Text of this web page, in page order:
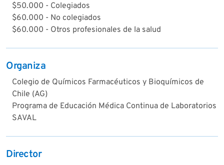
$50.000 - Colegiados
$60.000 - No colegiados
$60.000 - Otros profesionales de la salud
Organiza
Colegio de Químicos Farmacéuticos y Bioquímicos de
Chile (AG)
Programa de Educación Médica Continua de Laboratorios
SAVAL
Director